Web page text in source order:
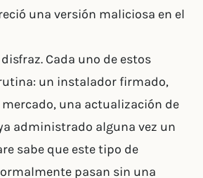
una versión maliciosa en el
Cada uno de estos
un instalador firmado,
una actualización de
administrado alguna vez un
sabe que este tipo de
pasan sin una